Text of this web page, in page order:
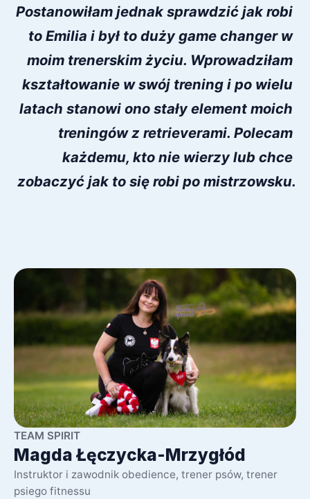
Postanowiłam jednak sprawdzić jak robi
to Emilia i był to duży game changer w
moim trenerskim życiu. Wprowadziłam
kształtowanie w swój trening i po wielu
latach stanowi ono stały element moich
treningów z retrieverami. Polecam
każdemu, kto nie wierzy lub chce
zobaczyć jak to się robi po mistrzowsku.
TEAM SPIRIT
Magda Łęczycka-Mrzygłód
Instruktor i zawodnik obedience, trener psów, trener
psiego fitnessu